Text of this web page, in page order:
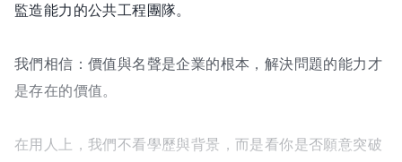
監造能力的公共工程團隊。
我們相信：價值與名聲是企業的根本，解決問題的能力才
是存在的價值。
在用人上，我們不看學歷與背景，而是看你是否願意突破